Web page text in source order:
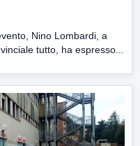
Nino Lombardi, a
tutto, ha espresso...